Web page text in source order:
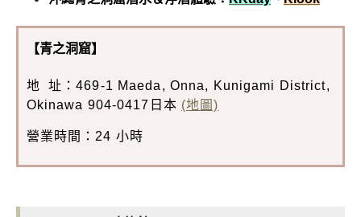
【青之洞窟】
地 址：469-1 Maeda, Onna, Kunigami District,
Okinawa 904-0417日本 (地圖)
營業時間：24 小時